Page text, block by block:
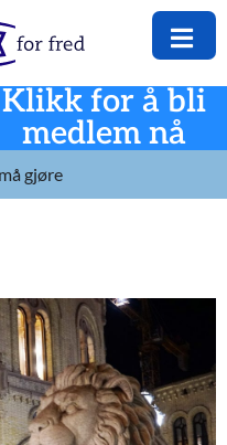
Klikk for å bli
medlem nå
gjøre